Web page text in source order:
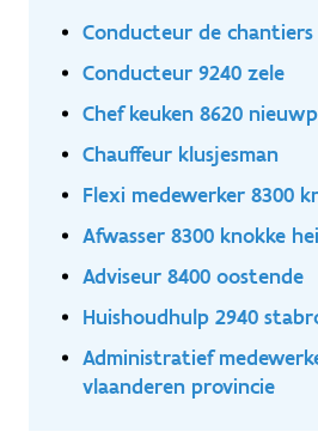
Conducteur de chantiers
Conducteur 9240 zele
Chef keuken 8620
Chauffeur klusjesman
Flexi medewerker 8300
Afwasser 8300 knokke
Adviseur 8400 oostende
Huishoudhulp 2940
Administratief
vlaanderen provincie